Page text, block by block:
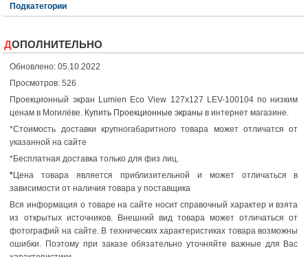
Подкатегории
ДОПОЛНИТЕЛЬНО
Обновлено: 05.10.2022
Просмотров: 526
Проекционный экран Lumien Eco View 127x127 LEV-100104 по низким
ценам в Могилёве. Купить Проекционные экраны в интернет магазине.
*Стоимость доставки крупногабаритного товара может отличатся от
указанной на сайте
*Бесплатная доставка только для физ лиц.
*Цена товара является приблизительной и может отличаться в
зависимости от наличия товара у поставщика
Вся информация о товаре на сайте носит справочный характер и взята
из открытых источников. Внешний вид товара может отличаться от
фотографий на сайте. В технических характеристиках товара возможны
ошибки. Поэтому при заказе обязательно уточняйте важные для Вас